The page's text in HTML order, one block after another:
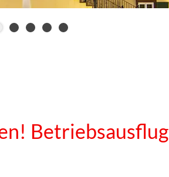
Betriebsausflug